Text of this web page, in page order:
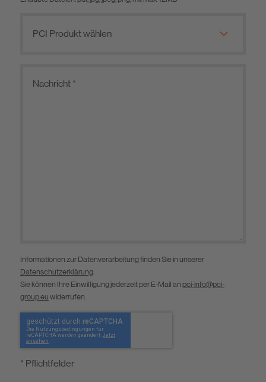
Informationen zur Datenverarbeitung finden Sie in unserer
Datenschutzerklärung
Sie können Ihre Einwilligung jederzeit per E-Mail an pci-info@pci-
group.eu widerrufen.
* Pflichtfelder